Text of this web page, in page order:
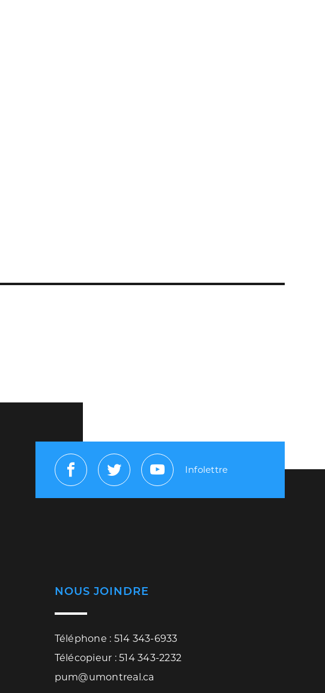
FacebookTwitterYoutube
Infolettre
NOUS JOINDRE
Téléphone : 514 343-6933
Télécopieur : 514 343-2232
pum@umontreal.ca